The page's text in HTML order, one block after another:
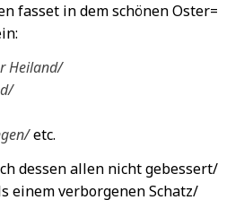
fasset in dem schönen Oster=
Heiland/
etc.
dessen allen nicht gebessert/
einem verborgenen Schatz/